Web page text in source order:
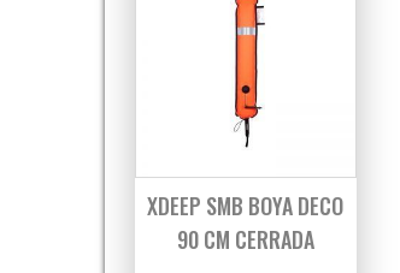
XDEEP SMB BOYA DECO
90 CM CERRADA